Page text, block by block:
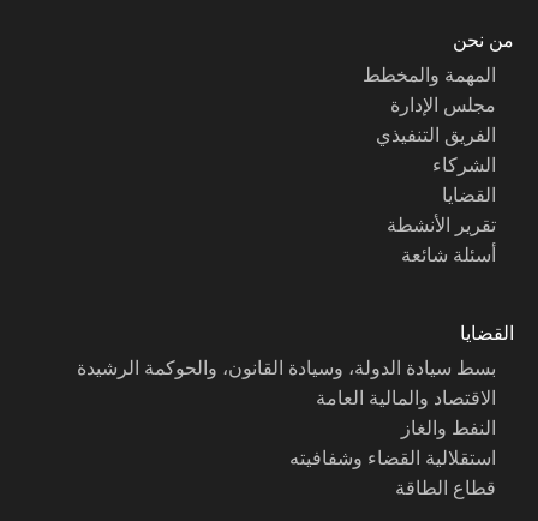
من نحن
المهمة والمخطط
مجلس الإدارة
الفريق التنفيذي
الشركاء
القضايا
تقرير الأنشطة
أسئلة شائعة
القضايا
بسط سيادة الدولة، وسيادة القانون، والحوكمة الرشيدة
الاقتصاد والمالية العامة
النفط والغاز
استقلالية القضاء وشفافيته
قطاع الطاقة